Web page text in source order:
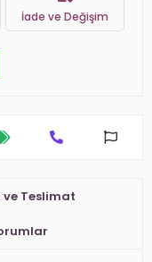
İade ve Değişim
Teslimat